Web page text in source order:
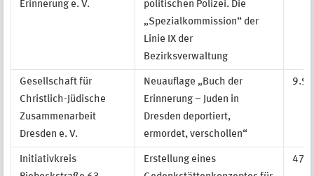
Erinnerung e. V.
politischen Polizei. Die
„Spezialkommission“ der
Linie IX der
Bezirksverwaltung
Gesellschaft für
Christlich-Jüdische
Zusammenarbeit
Dresden e. V.
Neuauflage „Buch der
Erinnerung – Juden in
Dresden deportiert,
ermordet, verschollen“
Initiativkreis
Erstellung eines